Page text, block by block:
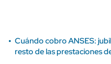
Cuándo cobro ANSES:
resto de las prestaciones